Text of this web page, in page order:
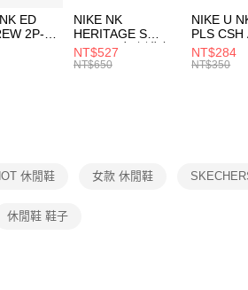
３．收到
／ATM／
※ 請注意
絡購買商
先享後付
１．透過
交易，需
付款後門
每筆
ED
2P-
男
NIKE NK
HERITAGE S
SMIT 男女 側背包
BA5871010
NT$527
NT$650
NIKE U
PLS CSH
144 DBL
襪
NT$284
NT$350
休閒鞋 女款 休閒鞋
休閒鞋 鞋子